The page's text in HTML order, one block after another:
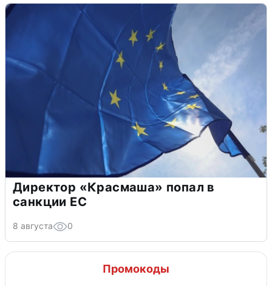
Директор «Красмаша» попал в
санкции ЕС
8 августа 0
Промокоды